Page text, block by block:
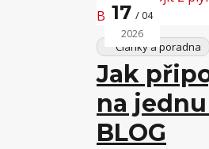
17 04
2026
Články a poradna
Jak
na
BLOG